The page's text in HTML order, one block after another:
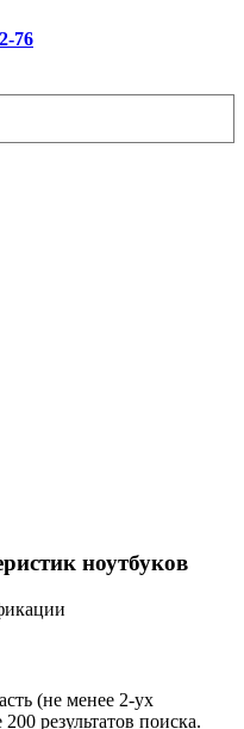
76
ноутбуков
(не менее 2-ух
результатов поиска.